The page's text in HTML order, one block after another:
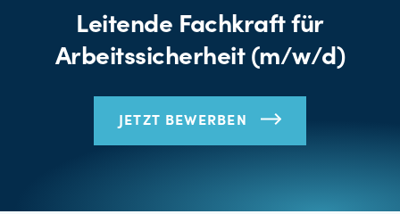
Leitende Fachkraft für
Arbeitssicherheit (m/w/d)
JETZT BEWERBEN